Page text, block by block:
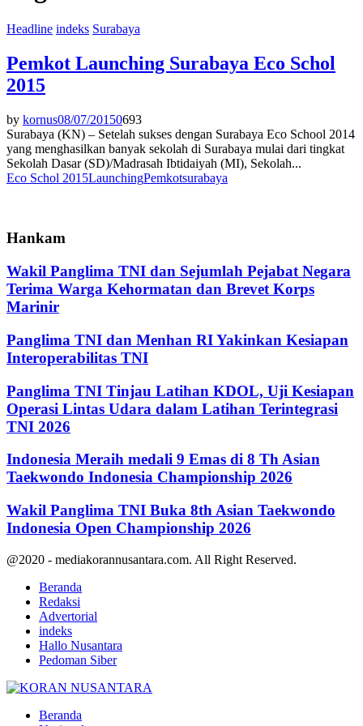
Headline indeks Surabaya
Pemkot Launching Surabaya Eco Schol
2015
by kornus08/07/20150693
Surabaya (KN) – Setelah sukses dengan Surabaya Eco School 2014
yang menghasilkan banyak sekolah di Surabaya mulai dari tingkat
Sekolah Dasar (SD)/Madrasah Ibtidaiyah (MI), Sekolah...
Eco Schol 2015LaunchingPemkotsurabaya
Hankam
Wakil Panglima TNI dan Sejumlah Pejabat Negara
Terima Warga Kehormatan dan Brevet Korps
Marinir
Panglima TNI dan Menhan RI Yakinkan Kesiapan
Interoperabilitas TNI
Panglima TNI Tinjau Latihan KDOL, Uji Kesiapan
Operasi Lintas Udara dalam Latihan Terintegrasi
TNI 2026
Indonesia Meraih medali 9 Emas di 8 Th Asian
Taekwondo Indonesia Championship 2026
Wakil Panglima TNI Buka 8th Asian Taekwondo
Indonesia Open Championship 2026
@2020 - mediakorannusantara.com. All Right Reserved.
Beranda
Redaksi
Advertorial
indeks
Hallo Nusantara
Pedoman Siber
Beranda